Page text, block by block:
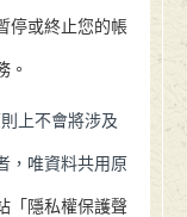
停或終止您的帳
。
上不會將涉及
，唯資料共用原
「隱私權保護聲